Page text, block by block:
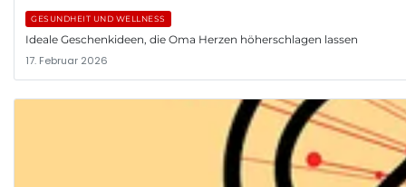
GESUNDHEIT UND WELLNESS
Ideale Geschenkideen, die Oma Herzen höherschlagen lassen
17. Februar 2026